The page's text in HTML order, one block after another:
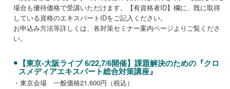
場合も優待価格で受講いただけます。【有資格者ID】欄に、既に取得
している資格のエキスパートIDをご記入ください。
お申込み方法等詳しくは、各対策セミナー案内ページよりご覧くださ
い。
【東京-大阪ライブ 6/22,7/6開催】課題解決のための『クロ
スメディアエキスパート総合対策講座』
・東京会場 一般価格21,600円（税込）